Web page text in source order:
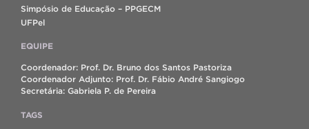
Simpósio de Educação – PPGECM
UFPel
EQUIPE
Coordenador: Prof. Dr. Bruno dos Santos Pastoriza
Coordenador Adjunto: Prof. Dr. Fábio André Sangiogo
Secretária: Gabriela P. de Pereira
TAGS